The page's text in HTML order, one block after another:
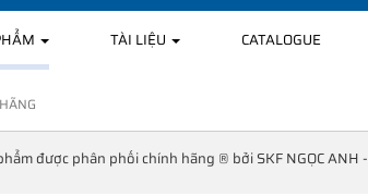
TÀI LIỆU CATALOGUE
được phân phối chính hãng ® bởi SKF NGỌC ANH -